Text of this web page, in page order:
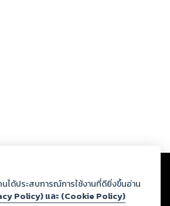
ลดผ่านเว็บไซต์และปรากฏว่าละเมิดสิทธิใน
อื่นหรือขัดต่อกฎหมายและศีลธรรม ดังนั้น ผู้อ่าน
การกลั่นกรองด้วยตนเอง และหากท่านพบว่าส่วน
นได้ประสบการณ์การใช้งานที่ดียิ่งขึ้นอ่าน
Policy) และ (Cookie Policy)